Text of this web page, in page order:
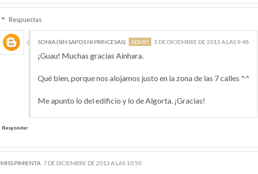
Respuestas
SONIA (SIN SAPOS NI PRINCESAS) 5 DE DICIEMBRE DE 2013 A LAS 9:48
¡Guau! Muchas gracias Ainhara.
Qué bien, porque nos alojamos justo en la zona de las 7 calles ^^
Me apunto lo del edificio y lo de Algorta. ¡Gracias!
Responder
MISS PIMIENTA 7 DE DICIEMBRE DE 2013 A LAS 10:50